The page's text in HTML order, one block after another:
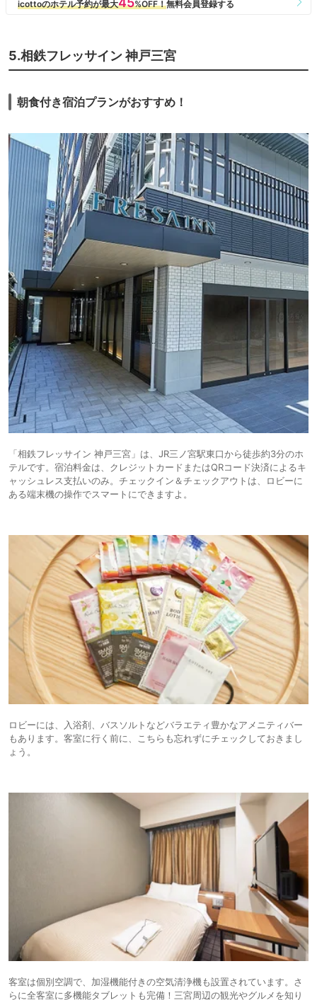
5.相鉄フレッサイン 神戸三宮
朝食付き宿泊プランがおすすめ！
「相鉄フレッサイン 神戸三宮」は、JR三ノ宮駅東口から徒歩約3分のホ
テルです。宿泊料金は、クレジットカードまたはQRコード決済によるキ
ャッシュレス支払いのみ。チェックイン＆チェックアウトは、ロビーに
ある端末機の操作でスマートにできますよ。
ロビーには、入浴剤、バスソルトなどバラエティ豊かなアメニティバー
もあります。客室に行く前に、こちらも忘れずにチェックしておきまし
ょう。
客室は個別空調で、加湿機能付きの空気清浄機も設置されています。さ
らに全客室に多機能タブレットも完備！三宮周辺の観光やグルメを知り